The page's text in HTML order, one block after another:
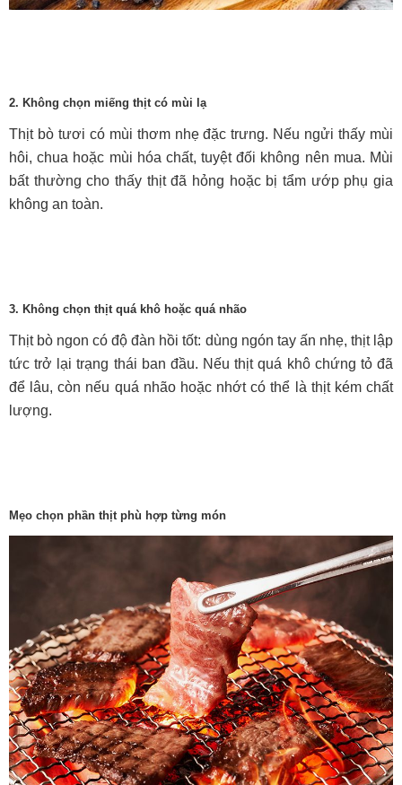
2. Không chọn miếng thịt có mùi lạ
Thịt bò tươi có mùi thơm nhẹ đặc trưng. Nếu ngửi thấy mùi
hôi, chua hoặc mùi hóa chất, tuyệt đối không nên mua. Mùi
bất thường cho thấy thịt đã hỏng hoặc bị tẩm ướp phụ gia
không an toàn.
3. Không chọn thịt quá khô hoặc quá nhão
Thịt bò ngon có độ đàn hồi tốt: dùng ngón tay ấn nhẹ, thịt lập
tức trở lại trạng thái ban đầu. Nếu thịt quá khô chứng tỏ đã
để lâu, còn nếu quá nhão hoặc nhớt có thể là thịt kém chất
lượng.
Mẹo chọn phần thịt phù hợp từng món